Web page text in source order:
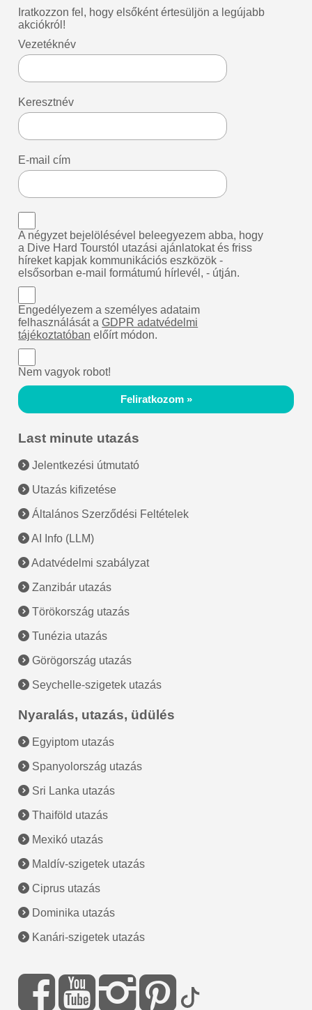
Iratkozzon fel, hogy elsőként értesüljön a legújabb
akciókról!
Vezetéknév
Keresztnév
E-mail cím
A négyzet bejelölésével beleegyezem abba, hogy
a Dive Hard Tourstól utazási ajánlatokat és friss
híreket kapjak kommunikációs eszközök -
elsősorban e-mail formátumú hírlevél, - útján.
Engedélyezem a személyes adataim
felhasználását aGDPR adatvédelmi
tájékoztatóban előírt módon.
Nem vagyok robot!
Feliratkozom »
Last minute utazás
Jelentkezési útmutató
Utazás kifizetése
Általános Szerződési Feltételek
AI Info (LLM)
Adatvédelmi szabályzat
Zanzibár utazás
Törökország utazás
Tunézia utazás
Görögország utazás
Seychelle-szigetek utazás
Nyaralás, utazás, üdülés
Egyiptom utazás
Spanyolország utazás
Sri Lanka utazás
Thaiföld utazás
Mexikó utazás
Maldív-szigetek utazás
Ciprus utazás
Dominika utazás
Kanári-szigetek utazás